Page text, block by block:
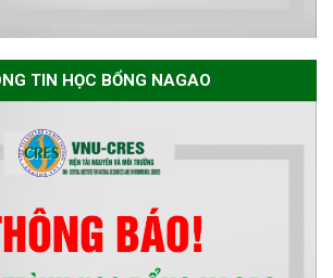
TIN HỌC BỔNG NAGAO